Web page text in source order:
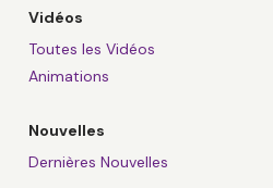
Vidéos
Toutes les Vidéos
Animations
Nouvelles
Dernières Nouvelles